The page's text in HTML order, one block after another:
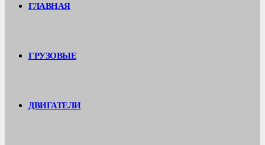
ГЛАВНАЯ
ГРУЗОВЫЕ
ДВИГАТЕЛИ